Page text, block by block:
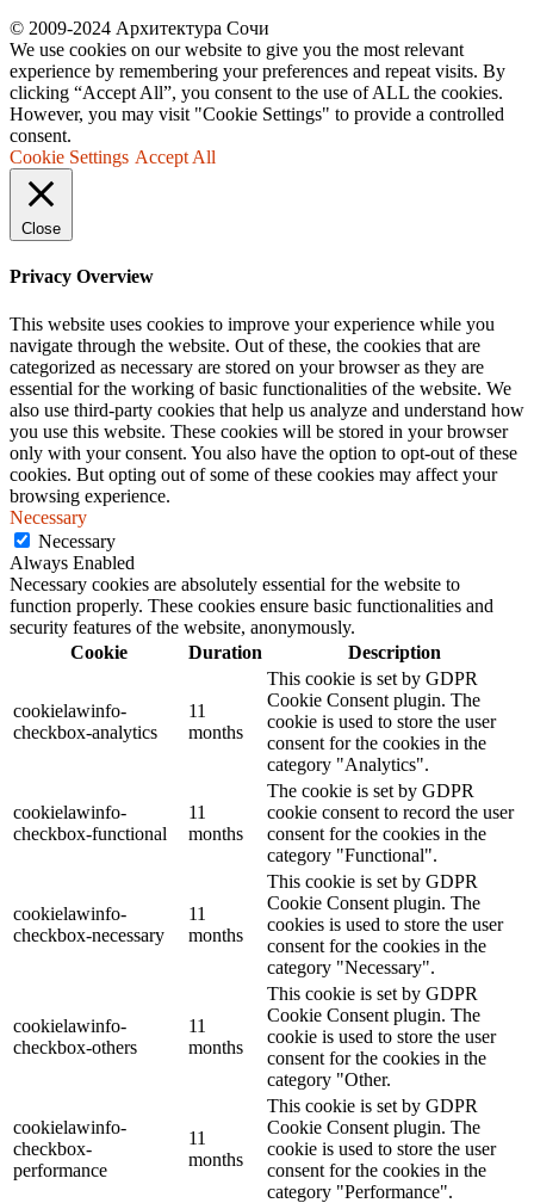
© 2009-2024 Архитектура Сочи
We use cookies on our website to give you the most relevant
experience by remembering your preferences and repeat visits. By
clicking “Accept All”, you consent to the use of ALL the cookies.
However, you may visit "Cookie Settings" to provide a controlled
consent.
Cookie Settings Accept All
Close
Privacy Overview
This website uses cookies to improve your experience while you
navigate through the website. Out of these, the cookies that are
categorized as necessary are stored on your browser as they are
essential for the working of basic functionalities of the website. We
also use third-party cookies that help us analyze and understand how
you use this website. These cookies will be stored in your browser
only with your consent. You also have the option to opt-out of these
cookies. But opting out of some of these cookies may affect your
browsing experience.
Necessary
Necessary
Always Enabled
Necessary cookies are absolutely essential for the website to
function properly. These cookies ensure basic functionalities and
security features of the website, anonymously.
Cookie
Duration Description
cookielawinfo-
checkbox-analytics
11
months
This cookie is set by GDPR
Cookie Consent plugin. The
cookie is used to store the user
consent for the cookies in the
category "Analytics".
cookielawinfo-
checkbox-functional
11
months
The cookie is set by GDPR
cookie consent to record the user
consent for the cookies in the
category "Functional".
cookielawinfo-
checkbox-necessary
11
months
This cookie is set by GDPR
Cookie Consent plugin. The
cookies is used to store the user
consent for the cookies in the
category "Necessary".
cookielawinfo-
checkbox-others
11
months
This cookie is set by GDPR
Cookie Consent plugin. The
cookie is used to store the user
consent for the cookies in the
category "Other.
cookielawinfo-
checkbox-
performance
11
months
This cookie is set by GDPR
Cookie Consent plugin. The
cookie is used to store the user
consent for the cookies in the
category "Performance".